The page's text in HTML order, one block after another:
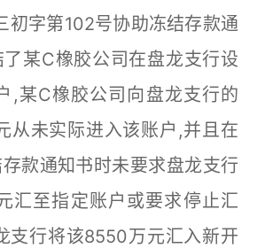
初字第102号协助冻结存款通
某C橡胶公司在盘龙支行设
,某C橡胶公司向盘龙支行的
从未实际进入该账户,并且在
款通知书时未要求盘龙支行
汇至指定账户或要求停止汇
支行将该8550万元汇入新开